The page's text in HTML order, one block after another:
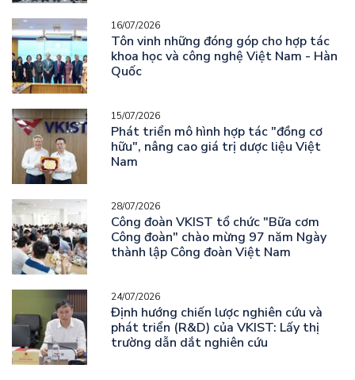
16/07/2026
Tôn vinh những đóng góp cho hợp tác
khoa học và công nghệ Việt Nam - Hàn
Quốc
15/07/2026
Phát triển mô hình hợp tác "đồng cơ
hữu", nâng cao giá trị dược liệu Việt
Nam
28/07/2026
Công đoàn VKIST tổ chức "Bữa cơm
Công đoàn" chào mừng 97 năm Ngày
thành lập Công đoàn Việt Nam
24/07/2026
Định hướng chiến lược nghiên cứu và
phát triển (R&D) của VKIST: Lấy thị
trường dẫn dắt nghiên cứu